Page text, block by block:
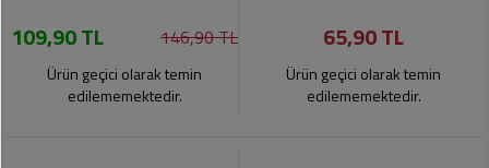
109,90 TL 146,90 TL
Ürün geçici olarak temin
edilememektedir.
65,90 TL
Ürün geçici olarak temin
edilememektedir.